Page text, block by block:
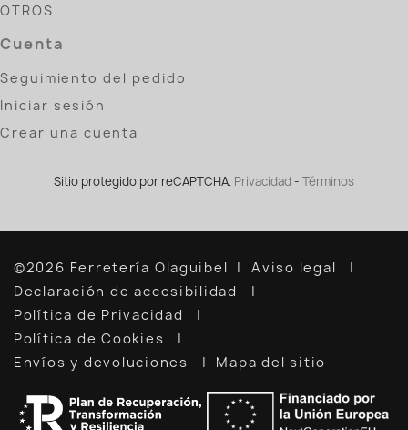
OTROS
Cuenta
Seguimiento del pedido
Iniciar sesión
Crear una cuenta
Sitio protegido por reCAPTCHA. Privacidad - Términos
©2026 Ferretería Olaguibel
Aviso legal
Declaración de accesibilidad
Política de Privacidad
Política de Cookies
Envíos y devoluciones
Mapa del sitio